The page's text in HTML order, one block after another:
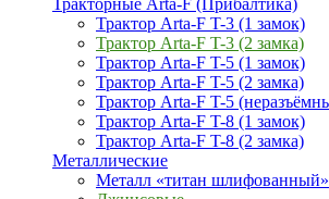
Тракторные Arta-F (Прибалтика)
Трактор Arta-F T-3 (1 замок)
Трактор Arta-F T-3 (2 замка)
Трактор Arta-F T-5 (1 замок)
Трактор Arta-F T-5 (2 замка)
Трактор Arta-F T-5
Трактор Arta-F T-8 (1 замок)
Трактор Arta-F T-8 (2 замка)
Металлические
Металл «титан шлифованный»